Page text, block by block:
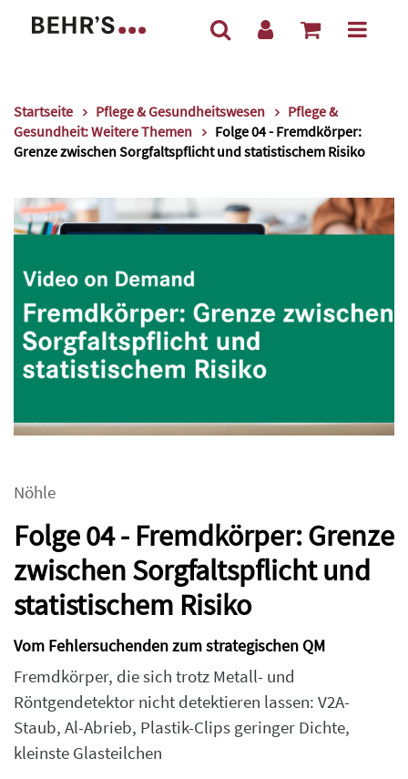
Startseite Pflege & Gesundheitswesen
Pflege &
Gesundheit: Weitere Themen
Folge 04 - Fremdkörper:
Grenze zwischen Sorgfaltspflicht und statistischem Risiko
Nöhle
Folge 04 - Fremdkörper: Grenze
zwischen Sorgfaltspflicht und
statistischem Risiko
Vom Fehlersuchenden zum strategischen QM
Fremdkörper, die sich trotz Metall- und
Röntgendetektor nicht detektieren lassen: V2A-
Staub, Al-Abrieb, Plastik-Clips geringer Dichte,
kleinste Glasteilchen